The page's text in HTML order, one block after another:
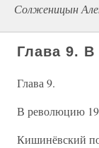
Солженицын
Глава 9.
Глава 9.
В революцию
Кишинёвский